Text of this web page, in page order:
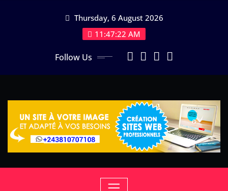
Thursday, 6 August 2026
11:47:22 AM
Follow Us